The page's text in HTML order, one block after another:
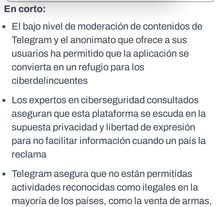
En corto:
El bajo nivel de moderación de contenidos de
Telegram y el anonimato que ofrece a sus
usuarios ha permitido que la aplicación se
convierta en un refugio para los
ciberdelincuentes
Los expertos en ciberseguridad consultados
aseguran que esta plataforma se escuda en la
supuesta privacidad y libertad de expresión
para no facilitar información cuando un país la
reclama
Telegram asegura que no están permitidas
actividades reconocidas como ilegales en la
mayoría de los países, como la venta de armas,